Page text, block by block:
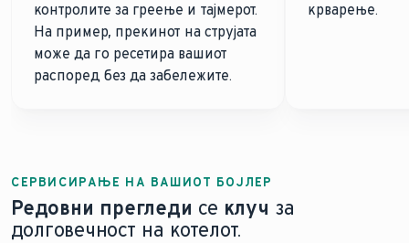
контролите за греење и тајмерот.
На пример, прекинот на струјата
може да го ресетира вашиот
распоред без да забележите.
крварење.
СЕРВИСИРАЊЕ НА ВАШИОТ БОЈЛЕР
Редовни прегледи се клуч за
долговечност на котелот.